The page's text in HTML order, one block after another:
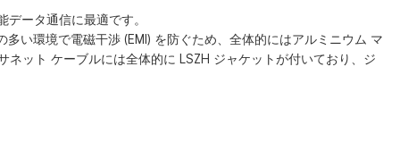
ータ通信に最適です。
い環境で電磁干渉 (EMI) を防ぐため、全体的にはアルミニウム マ
ット ケーブルには全体的に LSZH ジャケットが付いており、ジ